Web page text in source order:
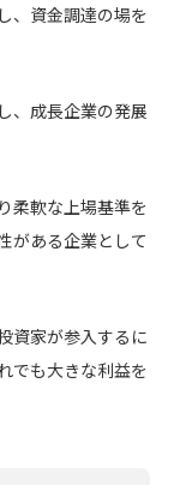
、資金調達の場を
、成長企業の発展
柔軟な上場基準を
がある企業として
資家が参入するに
でも大きな利益を